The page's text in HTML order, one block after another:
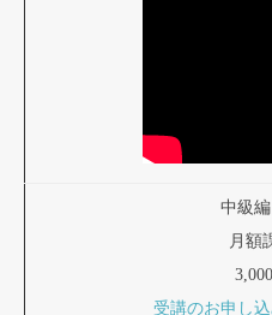
中級
月額
受講のお申し込